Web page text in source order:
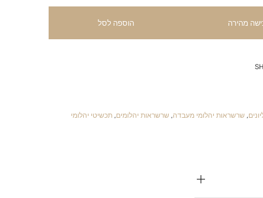
מהירה הוספה לסל
, שרשראות יהלומי מעבדה, שרשראות יהלומים, תכשיטי יהלומי